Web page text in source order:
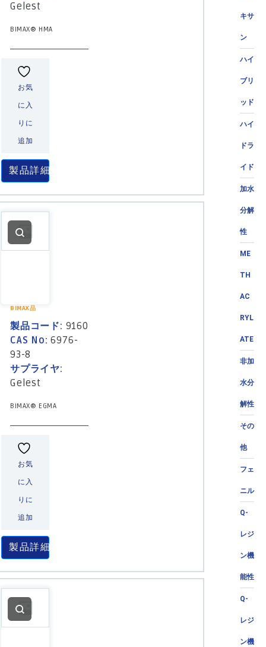
キサ
ン
ハイ
ブリ
ッド
ハイ
ドラ
イド
加水
分解
性
ME
TH
AC
RYL
ATE
非加
水分
解性
その
他
フェ
ニル
Q-
レジ
ン機
能性
Q-
レジ
ン機
Gelest
BIMAX® HMA
お気
に入
りに
追加
製品詳細
BIMAX品
製品コード: 9160
CAS No:6976-
93-8
サプライヤ:
Gelest
BIMAX® EGMA
お気
に入
りに
追加
製品詳細